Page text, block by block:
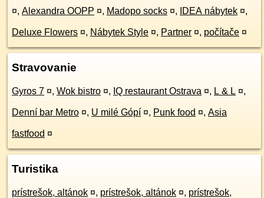
¤, Alexandra OOPP ¤, Madopo socks ¤, IDEA nábytek ¤,
Deluxe Flowers ¤, Nábytek Style ¤, Partner ¤, počítače ¤
Stravovanie
Gyros 7 ¤, Wok bistro ¤, IQ restaurant Ostrava ¤, L & L ¤,
Denní bar Metro ¤, U milé Gópí ¤, Punk food ¤, Asia
fastfood ¤
Turistika
prístrešok, altánok ¤, prístrešok, altánok ¤, prístrešok,